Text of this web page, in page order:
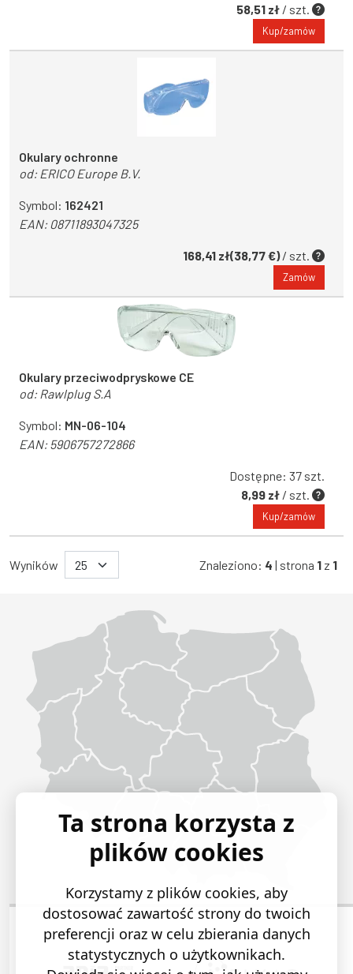
58,51 zł / szt.
Kup/zamów
Okulary ochronne
od: ERICO Europe B.V.
Symbol: 162421
EAN:08711893047325
168,41 zł(38,77 €)/ szt.
Zamów
Okulary przeciwodpryskowe CE
od: Rawlplug S.A
Symbol: MN-06-104
EAN:5906757272866
Dostępne: 37 szt.
8,99 zł / szt.
Kup/zamów
Wyników Znaleziono: 4 | strona 1 z 1
Ta strona korzysta z
plików cookies
Korzystamy z plików cookies, aby
dostosować zawartość strony do twoich
preferencji oraz w celu zbierania danych
statystycznych o użytkownikach.